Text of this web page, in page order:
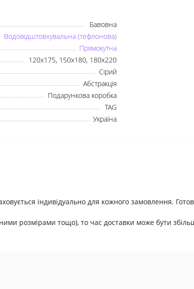
Бавовна
Водовідштовхувальна (тефлонова)
Прямокутна
120х175, 150х180, 180х220
Сірий
Абстракція
Подарункова коробка
TAG
Україна
індивідуально для кожного замовлення.
розмірами тощо), то час доставки може бути